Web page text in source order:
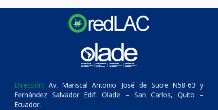
Dirección: Av. Mariscal Antonio José de Sucre N58-63 y
Fernández Salvador Edif. Olade – San Carlos, Quito –
Ecuador.